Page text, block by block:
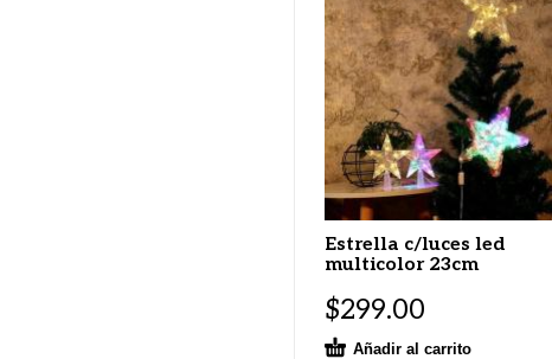
Estrella c/luces led
multicolor 23cm
$299.00
Añadir al carrito